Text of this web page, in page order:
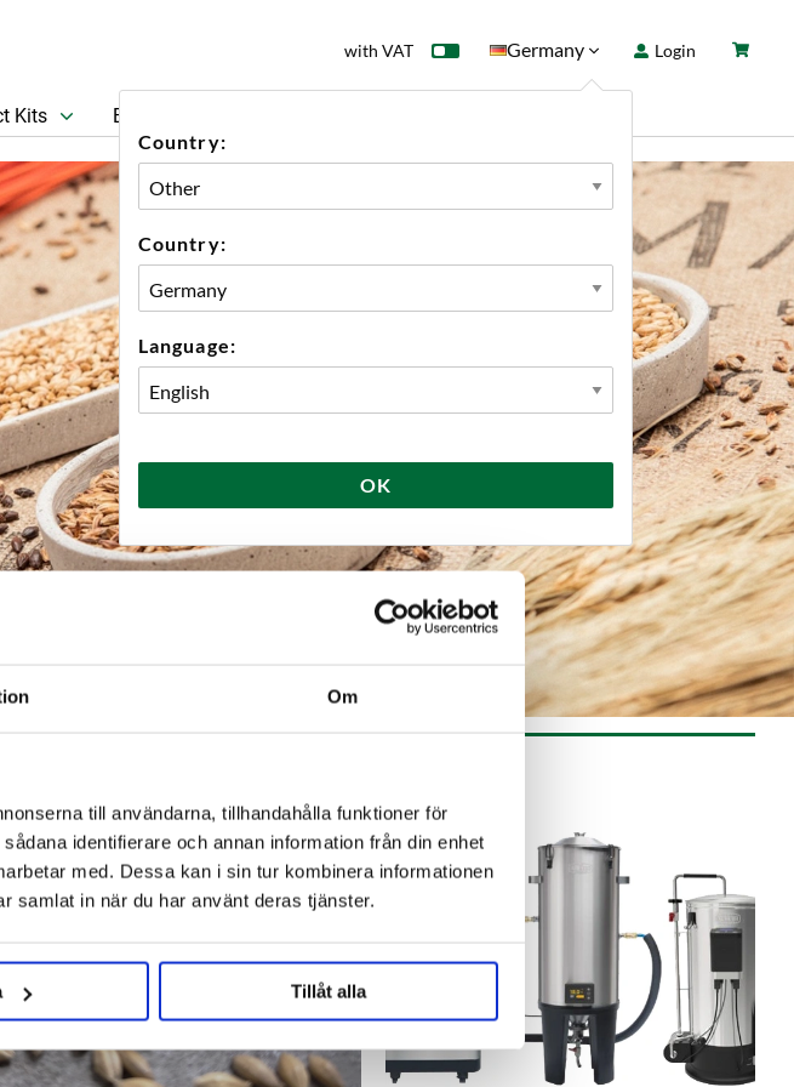
Om
till användarna, tillhandahålla funktioner för
identifierare och annan information från din enhet
med. Dessa kan i sin tur kombinera informationen
samlat in när du har använt deras tjänster.
Tillåt alla
with VAT Germany
Country:
Country:
Language:
OK
Login
Kits Beer